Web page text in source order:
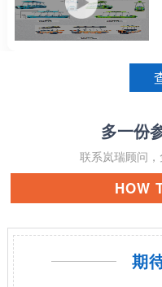
多一份
联系岚瑞顾问
HOW
期